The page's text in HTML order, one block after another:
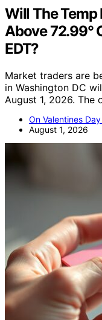
Will The Temp
Above 72.99°
EDT?
Market traders are
in Washington DC
August 1, 2026. The
On Valentines
August 1, 2026